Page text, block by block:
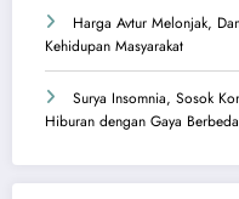
Harga Avtur Melonjak,
Kehidupan Masyarakat
Surya Insomnia, Sosok
Hiburan dengan Gaya Berbeda